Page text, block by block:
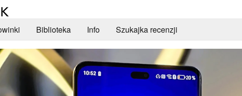
Biblioteka Info Szukajka recenzji